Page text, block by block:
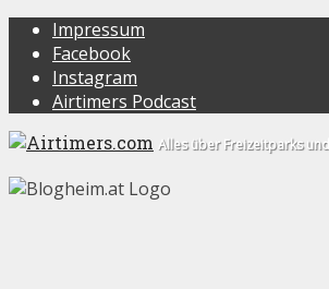
Impressum
Facebook
Instagram
Airtimers Podcast
Alles über Freizeitparks